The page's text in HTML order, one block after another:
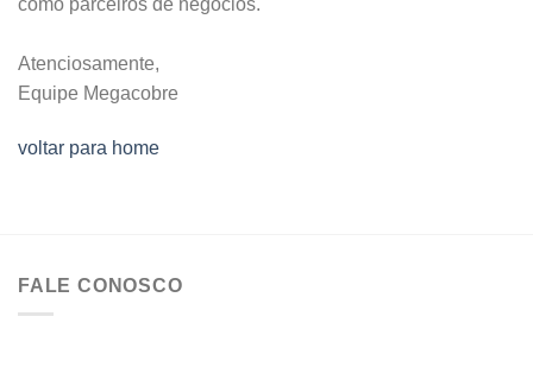
como parceiros de negócios.
Atenciosamente,
Equipe Megacobre
voltar para home
FALE CONOSCO